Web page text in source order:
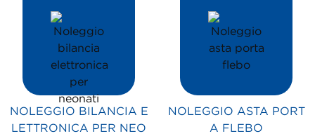
NOLEGGIO BILANCIA E
LETTRONICA PER NEO
NOLEGGIO ASTA PORT
A FLEBO